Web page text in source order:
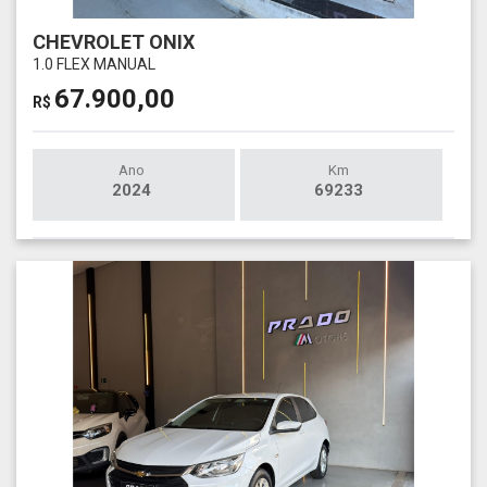
CHEVROLET ONIX
1.0 FLEX MANUAL
R$ 67.900,00
Ano
2024
Km
69233